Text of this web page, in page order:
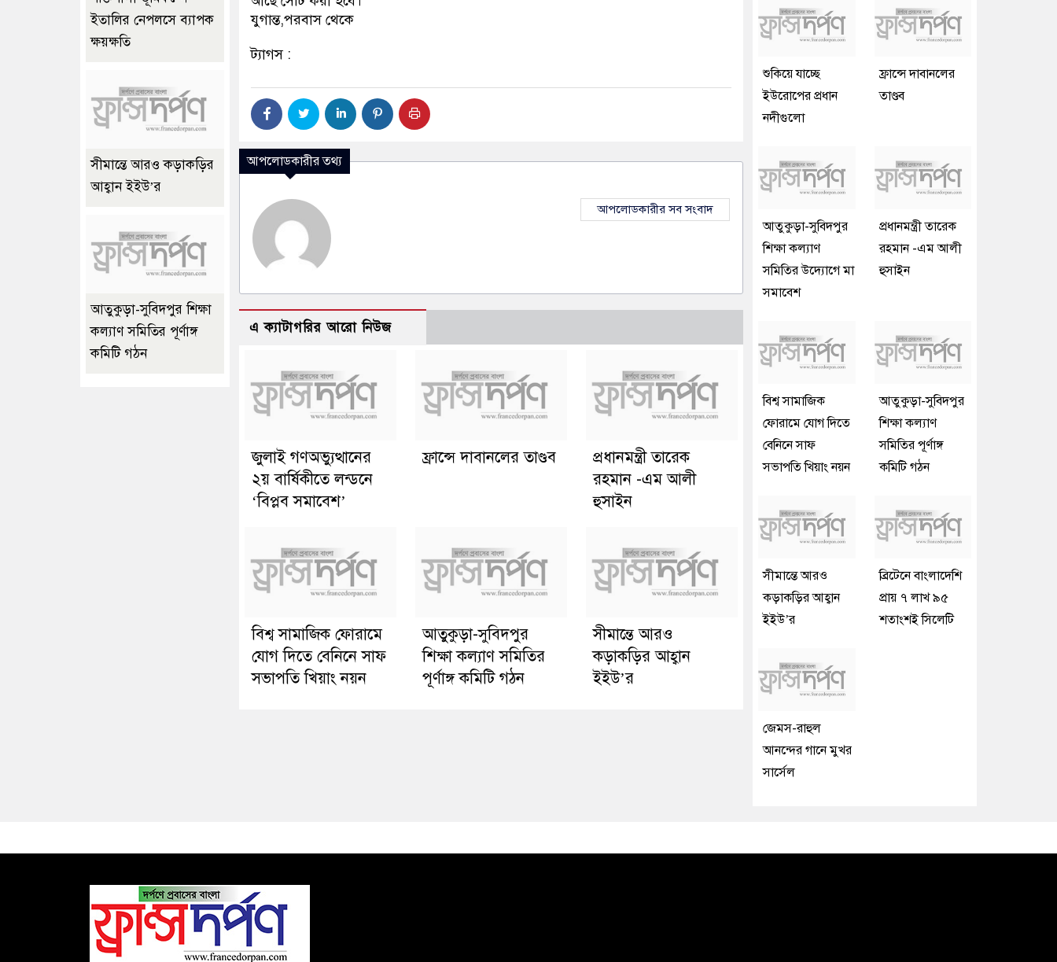
যুগান্ত,পরবাস থেকে
ট্যাগস :
আপলোডকারীর তথ্য
আপলোডকারীর সব সংবাদ
এ ক্যাটাগরির আরো নিউজ
জুলাই গণঅভ্যুত্থানের
২য় বার্ষিকীতে লন্ডনে
‘বিপ্লব সমাবেশ’
ফ্রান্সে দাবানলের তাণ্ডব
প্রধানমন্ত্রী তারেক
রহমান -এম আলী
হুসাইন
বিশ্ব সামাজিক ফোরামে
যোগ দিতে বেনিনে সাফ
সভাপতি খিয়াং নয়ন
আতুকুড়া-সুবিদপুর
শিক্ষা কল্যাণ সমিতির
পূর্ণাঙ্গ কমিটি গঠন
সীমান্তে আরও
কড়াকড়ির আহ্বান
ইইউ’র
ইতালির নেপলসে ব্যাপক
ক্ষয়ক্ষতি
সীমান্তে আরও কড়াকড়ির
আহ্বান ইইউ’র
আতুকুড়া-সুবিদপুর শিক্ষা
কল্যাণ সমিতির পূর্ণাঙ্গ
কমিটি গঠন
শুকিয়ে যাচ্ছে
ইউরোপের প্রধান
নদীগুলো
ফ্রান্সে দাবানলের
তাণ্ডব
আতুকুড়া-সুবিদপুর
শিক্ষা কল্যাণ
সমিতির উদ্যোগে মা
সমাবেশ
প্রধানমন্ত্রী তারেক
রহমান -এম আলী
হুসাইন
বিশ্ব সামাজিক
ফোরামে যোগ দিতে
বেনিনে সাফ
সভাপতি খিয়াং নয়ন
আতুকুড়া-সুবিদপুর
শিক্ষা কল্যাণ
সমিতির পূর্ণাঙ্গ
কমিটি গঠন
সীমান্তে আরও
কড়াকড়ির আহ্বান
ইইউ’র
ব্রিটেনে বাংলাদেশি
প্রায় ৭ লাখ ৯৫
শতাংশই সিলেটি
জেমস-রাহুল
আনন্দের গানে মুখর
সার্সেল